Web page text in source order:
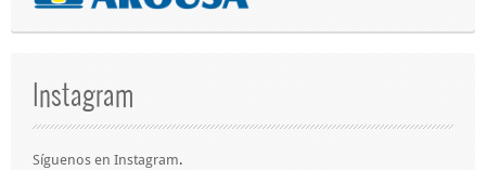
Instagram
Síguenos en Instagram.